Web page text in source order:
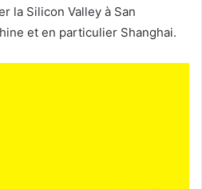
la Silicon Valley à San
et en particulier Shanghai.